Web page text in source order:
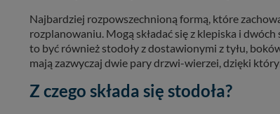
Najbardziej rozpowszechnioną formą, które
rozplanowaniu. Mogą składać się z klepiska i
to być również stodoły z dostawionymi z tyłu,
mają zazwyczaj dwie pary drzwi-wierzei, dzięki
Z czego składa się stodoła?